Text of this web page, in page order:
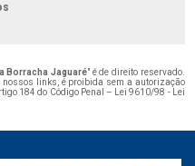
Borracha Jaguaré" é de direito reservado.
nossos links, é proibida sem a autorização
184 do Código Penal – Lei 9610/98 - Lei